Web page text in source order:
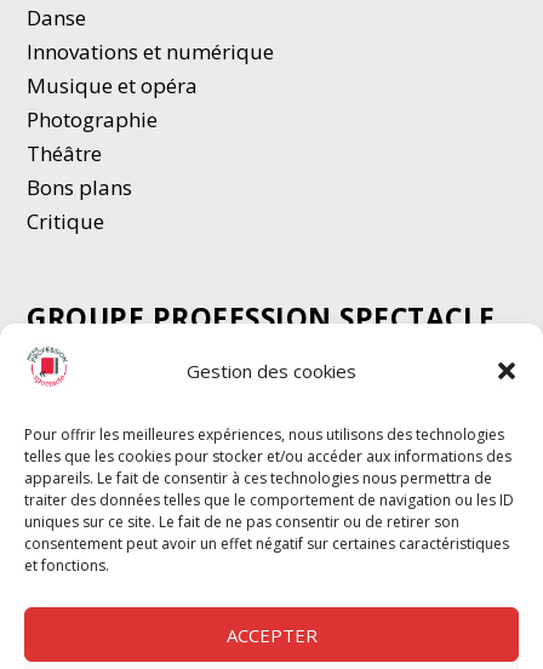
Gestion des cookies
Pour offrir les meilleures expériences, nous utilisons des technologies
telles que les cookies pour stocker et/ou accéder aux informations des
appareils. Le fait de consentir à ces technologies nous permettra de
traiter des données telles que le comportement de navigation ou les ID
uniques sur ce site. Le fait de ne pas consentir ou de retirer son
consentement peut avoir un effet négatif sur certaines caractéristiques
et fonctions.
ACCEPTER
Danse
Innovations et numérique
Musique et opéra
Photographie
Théâtre
Bons plans
Critique
GROUPE PROFESSION SPECTACLE
Chèque Intermittents
Chèque Compta
Chèque Emploi Spectacle
G-Pods
Profession Audio-visuel
Le Cahier Pro
Suivre Suivre